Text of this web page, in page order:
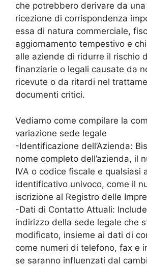
che potrebbero derivare da
ricezione di corrispondenza
essa di natura commerciale,
aggiornamento tempestivo e
alle aziende di ridurre il rischio
finanziarie o legali causate da
ricevute o da ritardi nel
documenti critici.
Vediamo come compilare la
variazione sede legale
-Identificazione dell’Azienda:
nome completo dell’azienda, il
IVA o codice fiscale e qualsiasi
identificativo univoco, come il
iscrizione al Registro delle
-Dati di Contatto Attuali: Include
indirizzo della sede legale che
modificato, insieme ai dati di
come numeri di telefono, fax e
se saranno influenzati dal